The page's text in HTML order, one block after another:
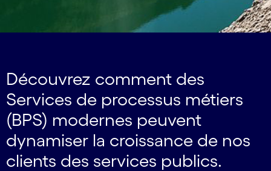
Découvrez comment des
Services de processus métiers
(BPS) modernes peuvent
dynamiser la croissance de nos
clients des services publics.